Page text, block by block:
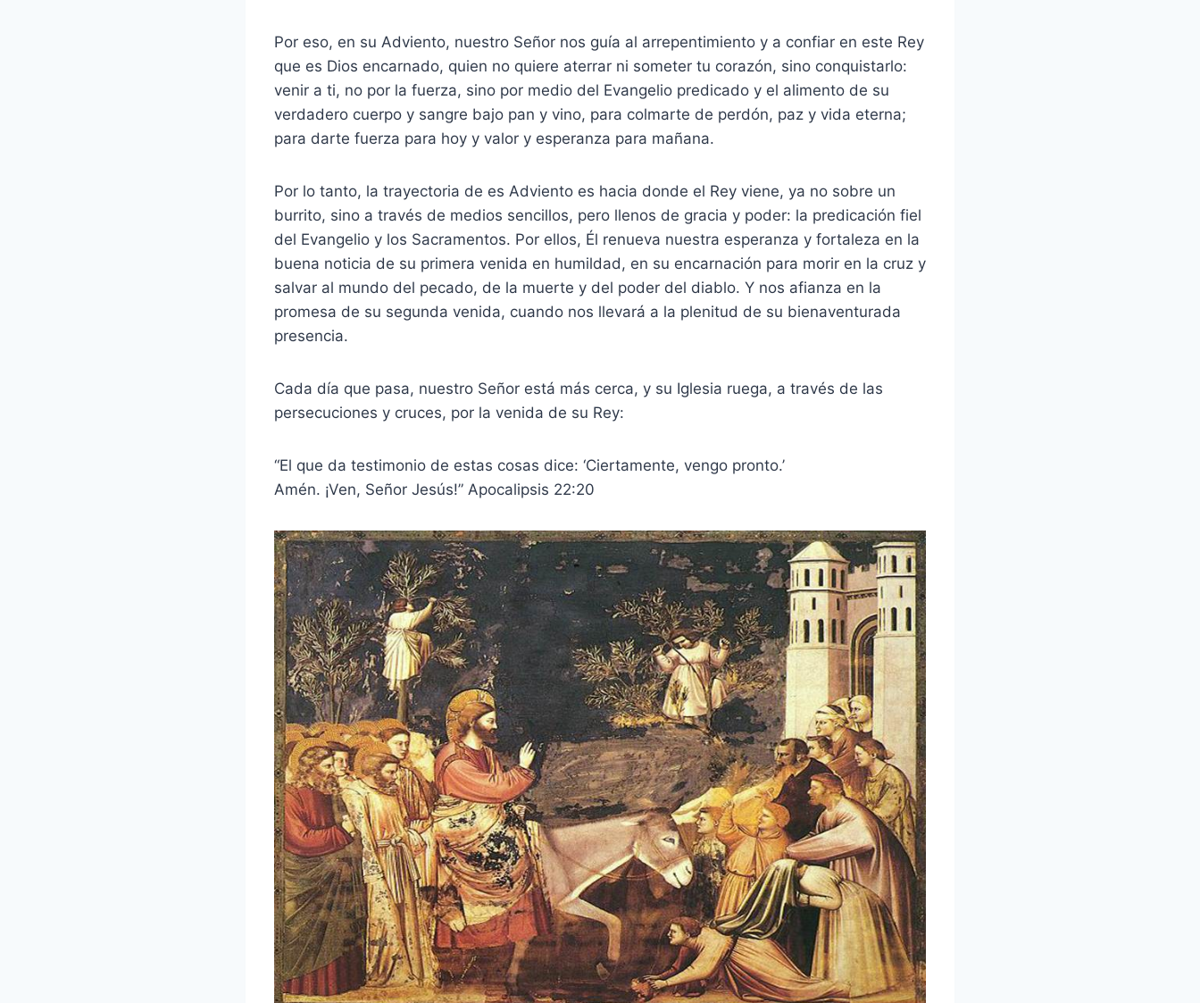
Por eso, en su Adviento, nuestro Señor nos guía al arrepentimiento y a confiar en este Rey
que es Dios encarnado, quien no quiere aterrar ni someter tu corazón, sino conquistarlo:
venir a ti, no por la fuerza, sino por medio del Evangelio predicado y el alimento de su
verdadero cuerpo y sangre bajo pan y vino, para colmarte de perdón, paz y vida eterna;
para darte fuerza para hoy y valor y esperanza para mañana.
Por lo tanto, la trayectoria de es Adviento es hacia donde el Rey viene, ya no sobre un
burrito, sino a través de medios sencillos, pero llenos de gracia y poder: la predicación fiel
del Evangelio y los Sacramentos. Por ellos, Él renueva nuestra esperanza y fortaleza en la
buena noticia de su primera venida en humildad, en su encarnación para morir en la cruz y
salvar al mundo del pecado, de la muerte y del poder del diablo. Y nos afianza en la
promesa de su segunda venida, cuando nos llevará a la plenitud de su bienaventurada
presencia.
Cada día que pasa, nuestro Señor está más cerca, y su Iglesia ruega, a través de las
persecuciones y cruces, por la venida de su Rey:
“El que da testimonio de estas cosas dice: ‘Ciertamente, vengo pronto.’
Amén. ¡Ven, Señor Jesús!” Apocalipsis 22:20